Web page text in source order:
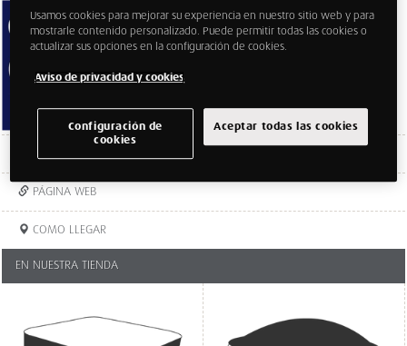
Calle Fermín Caballero 84
Madrid
Madrid
PÁGINA WEB
COMO LLEGAR
EN NUESTRA TIENDA
Usamos cookies para mejorar su experiencia en nuestro sitio web y para
mostrarle contenido personalizado. Puede permitir todas las cookies o
actualizar sus opciones en la configuración de cookies.
Aviso de privacidad y cookies
Aceptar todas las cookies
Configuración de
cookies